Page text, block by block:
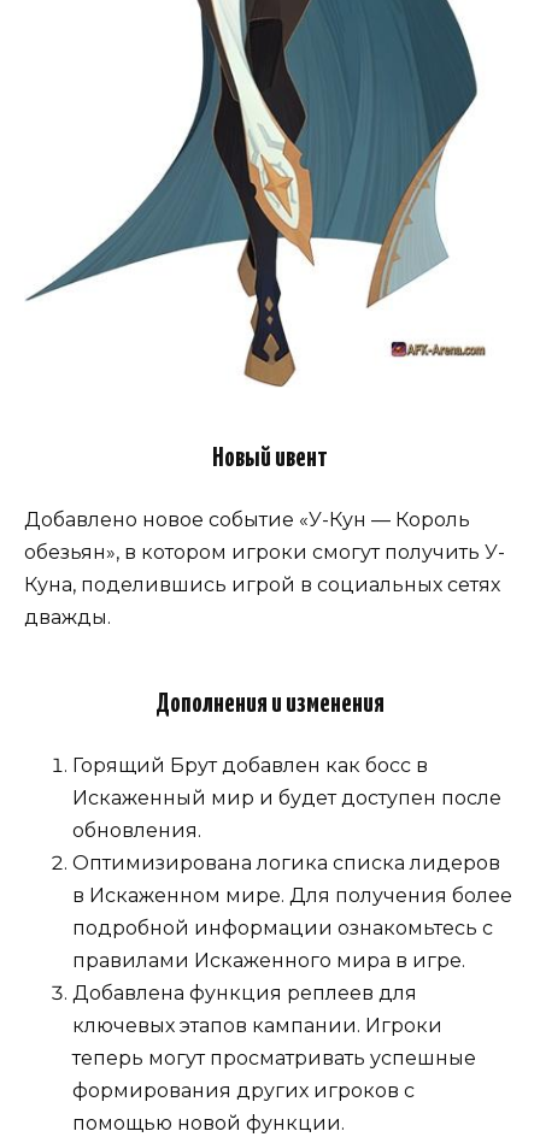
Новый ивент
Добавлено новое событие «У-Кун — Король
обезьян», в котором игроки смогут получить У-
Куна, поделившись игрой в социальных сетях
дважды.
Дополнения и изменения
Горящий Брут добавлен как босс в
Искаженный мир и будет доступен после
обновления.
Оптимизирована логика списка лидеров
в Искаженном мире. Для получения более
подробной информации ознакомьтесь с
правилами Искаженного мира в игре.
Добавлена ​​функция реплеев для
ключевых этапов кампании. Игроки
теперь могут просматривать успешные
формирования других игроков с
помощью новой функции.